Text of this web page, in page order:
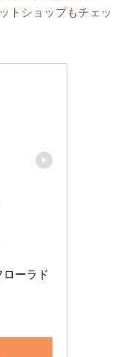
トショップもチェッ
ローラド